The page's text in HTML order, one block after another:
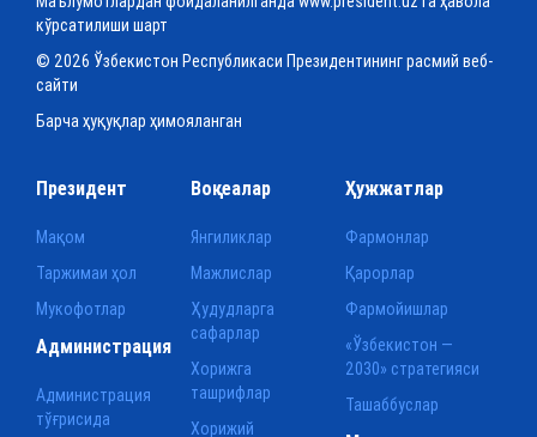
кўрсатилиши шарт
© 2026 Ўзбекистон Республикаси Президентининг расмий веб-
сайти
Барча ҳуқуқлар ҳимояланган
Президент
Мақом
Таржимаи ҳол
Мукофотлар
Воқеалар
Янгиликлар
Мажлислар
Ҳудудларга
сафарлар
Хорижга
ташрифлар
Хорижий
Ҳужжатлар
Фармонлар
Қарорлар
Фармойишлар
«Ўзбекистон —
2030» стратегияси
Ташаббуслар
Администрация
Администрация
тўғрисида